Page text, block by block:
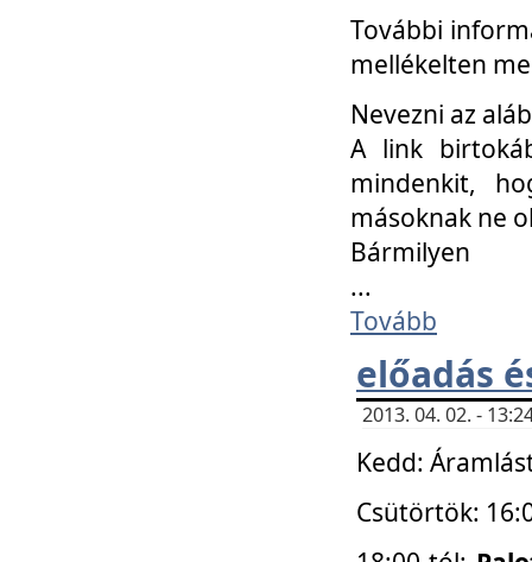
További
mellékelten
Nevezni az
A link
mindenkit,
másoknak ne
Bármilyen
...
Tovább
előadás
2013. 04. 02. -
Kedd:
Csütörtök: